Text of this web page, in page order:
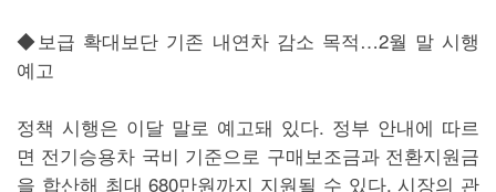
◆보급 확대보단 기존 내연차 감소 목적…2월 말 시행
예고
정책 시행은 이달 말로 예고돼 있다. 정부 안내에 따르
면 전기승용차 국비 기준으로 구매보조금과 전환지원금
을 합산해 최대 680만원까지 지원될 수 있다. 시장의 관